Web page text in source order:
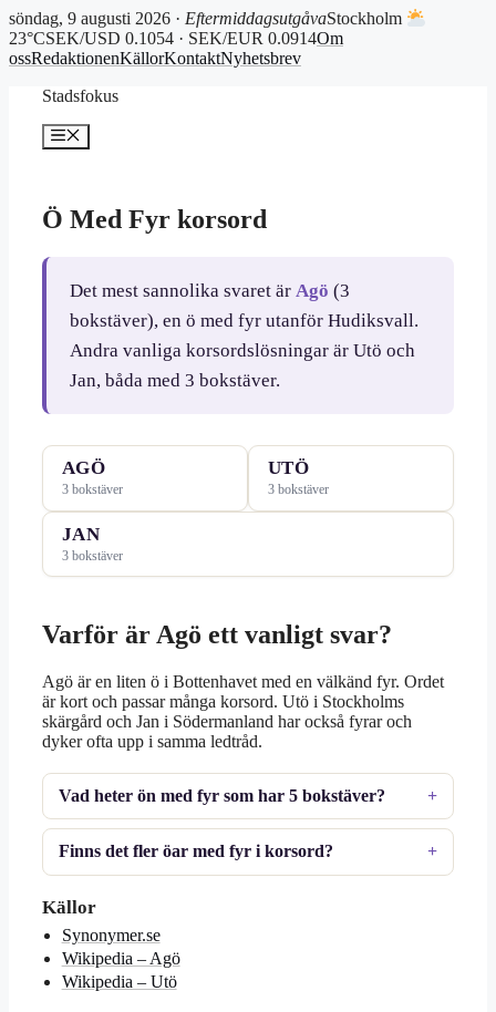
söndag, 9 augusti 2026 · EftermiddagsutgåvaStockholm
23°CSEK/USD 0.1054 · SEK/EUR 0.0914Om
ossRedaktionenKällorKontaktNyhetsbrev
Stadsfokus
Meny
Ö Med Fyr korsord
Det mest sannolika svaret är Agö (3
bokstäver), en ö med fyr utanför Hudiksvall.
Andra vanliga korsordslösningar är Utö och
Jan, båda med 3 bokstäver.
AGÖ
3 bokstäver
UTÖ
3 bokstäver
JAN
3 bokstäver
Varför är Agö ett vanligt svar?
Agö är en liten ö i Bottenhavet med en välkänd fyr. Ordet
är kort och passar många korsord. Utö i Stockholms
skärgård och Jan i Södermanland har också fyrar och
dyker ofta upp i samma ledtråd.
Vad heter ön med fyr som har 5 bokstäver?
Finns det fler öar med fyr i korsord?
Källor
Synonymer.se
Wikipedia – Agö
Wikipedia – Utö